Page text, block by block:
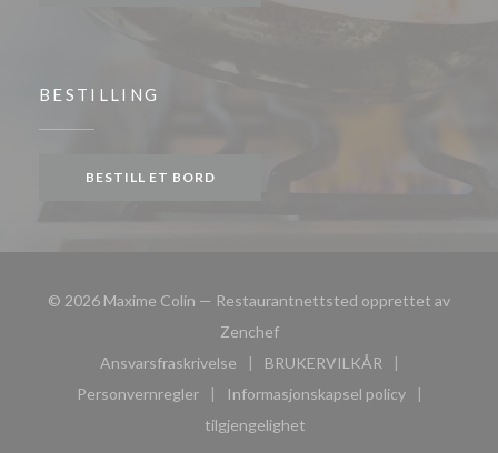
BESTILLING
BESTILL ET BORD
© 2026 Maxime Colin — Restaurantnettsted opprettet av
Zenchef((åpner i et nytt vindu))
Ansvarsfraskrivelse
((åpner i et nytt vindu))
BRUKERVILKÅR
((åpner i et nytt vindu))
Personvernregler
((åpner i et nytt vindu))
Informasjonskapsel policy
((åpner i et nytt vindu))
tilgjengelighet
((åpner i et nytt vindu))